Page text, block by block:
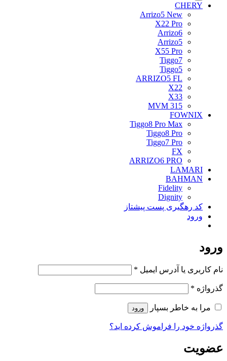
CHERY
Arrizo5 New
X22 Pro
Arrizo6
Arrizo5
X55 Pro
Tiggo7
Tiggo5
ARRIZO5 FL
X22
X33
MVM 315
FOWNIX
Tiggo8 Pro Max
Tiggo8 Pro
Tiggo7 Pro
FX
ARRIZO6 PRO
LAMARI
BAHMAN
Fidelity
Dignity
کد رهگیری پست پیشتاز
ورود
ورود
نام کاربری یا آدرس ایمیل *
گذرواژه *
مرا به خاطر بسپار ورود
گذرواژه خود را فراموش کرده اید؟
عضویت